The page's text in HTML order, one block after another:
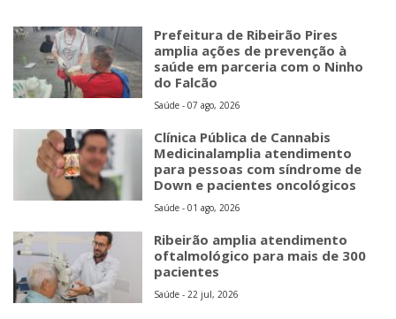
Prefeitura de Ribeirão Pires
amplia ações de prevenção à
saúde em parceria com o Ninho
do Falcão
Saúde - 07 ago, 2026
Clínica Pública de Cannabis
Medicinalamplia atendimento
para pessoas com síndrome de
Down e pacientes oncológicos
Saúde - 01 ago, 2026
Ribeirão amplia atendimento
oftalmológico para mais de 300
pacientes
Saúde - 22 jul, 2026